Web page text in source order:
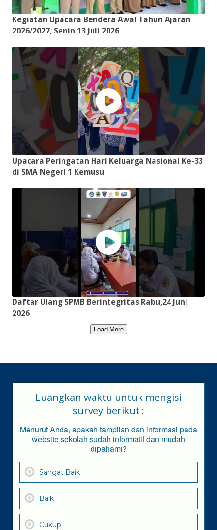
Kegiatan Upacara Bendera Awal Tahun Ajaran
2026/2027, Senin 13 Juli 2026
Upacara Peringatan Hari Keluarga Nasional Ke-33
di SMA Negeri 1 Kemusu
Daftar Ulang SPMB Berintegritas Rabu,24 Juni
2026
Load More
Luangkan waktu untuk mengisi
survey berikut :
Menurut Anda, apakah tampilan dan informasi pada
website sekolah sudah informatif dan mudah
dipahami?
Sangat Baik
Baik
Cukup